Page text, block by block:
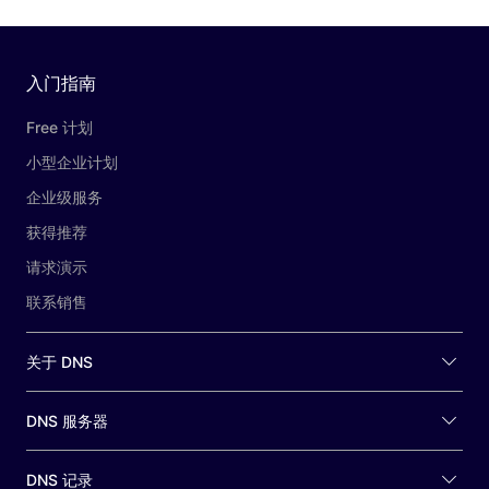
入门指南
Free 计划
小型企业计划
企业级服务
获得推荐
请求演示
联系销售
关于 DNS
DNS 服务器
DNS 记录